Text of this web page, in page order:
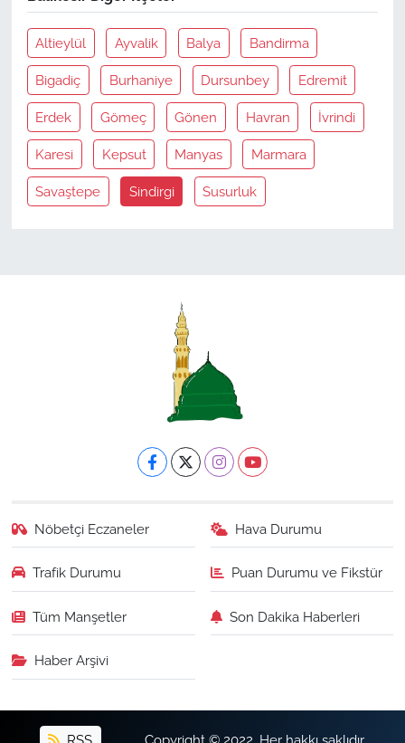
Altieylül Ayvalik Balya Bandirma
Bigadiç Burhaniye Dursunbey Edremit
Erdek Gömeç Gönen Havran İvrindi
Karesi Kepsut Manyas Marmara
Savaştepe Sindirgi Susurluk
Nöbetçi Eczaneler Hava Durumu
Trafik Durumu Puan Durumu ve Fikstür
Tüm Manşetler Son Dakika Haberleri
Haber Arşivi
RSS Copyright © 2022. Her hakkı saklıdır.